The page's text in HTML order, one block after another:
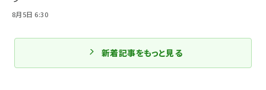
8月5日 6:30
新着記事をもっと見る